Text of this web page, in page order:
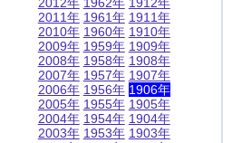
2011年
2010年
2009年
2008年
2007年
2006年
2005年
2004年
2003年
1961年
1960年
1959年
1958年
1957年
1956年
1955年
1954年
1953年
1911年
1910年
1909年
1908年
1907年
1906年
1905年
1904年
1903年